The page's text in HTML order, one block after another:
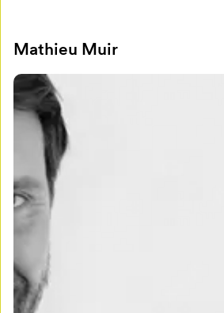
Mathieu Muir